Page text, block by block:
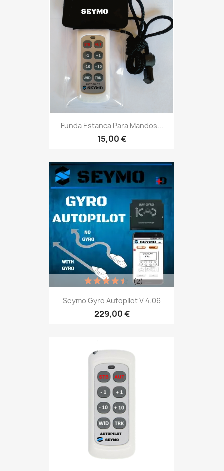
Funda Estanca Para Mandos...
15,00 €
Seymo Gyro Autopilot V 4.06
229,00 €
(2)